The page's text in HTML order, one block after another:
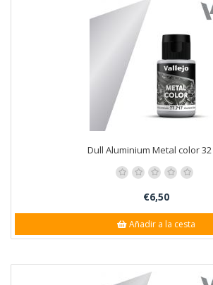
Dull Aluminium Metal color 32
€6,50
Añadir a la cesta